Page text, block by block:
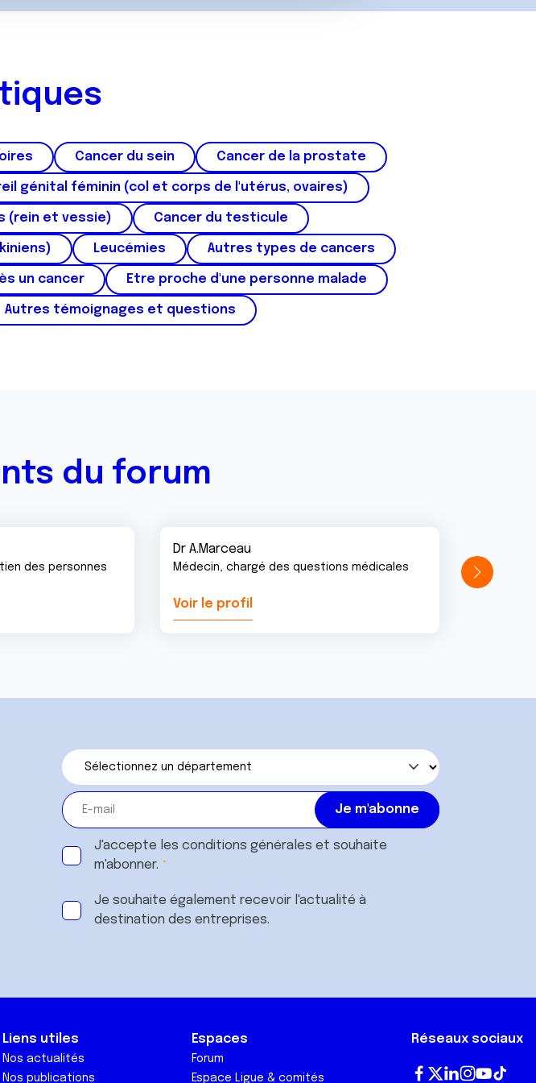
Cancer du sein Cancer de la prostate
génital féminin (col et corps de l'utérus, ovaires)
(rein et vessie) Cancer du testicule
Leucémies Autres types de cancers
un cancer Etre proche d'une personne malade
Autres témoignages et questions
du forum
des personnes
Dr A.Marceau
Médecin, chargé des questions médicales
Voir le profil
J'accepte les conditions générales et souhaite
m'abonner.
Je souhaite également recevoir l'actualité à
destination des entreprises.
Liens utiles
Nos actualités
Nos publications
Espaces
Forum
Espace Ligue & comités
Réseaux sociaux